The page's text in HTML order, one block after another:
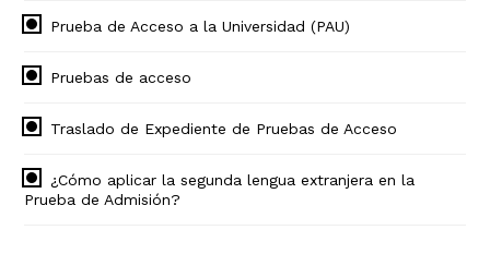
Prueba de Acceso a la Universidad (PAU)
Pruebas de acceso
Traslado de Expediente de Pruebas de Acceso
¿Cómo aplicar la segunda lengua extranjera en la
Prueba de Admisión?